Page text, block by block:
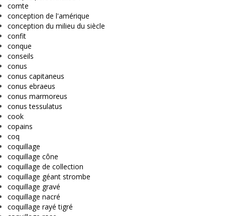
comte
conception de l'amérique
conception du milieu du siècle
confit
conque
conseils
conus
conus capitaneus
conus ebraeus
conus marmoreus
conus tessulatus
cook
copains
coq
coquillage
coquillage cône
coquillage de collection
coquillage géant strombe
coquillage gravé
coquillage nacré
coquillage rayé tigré